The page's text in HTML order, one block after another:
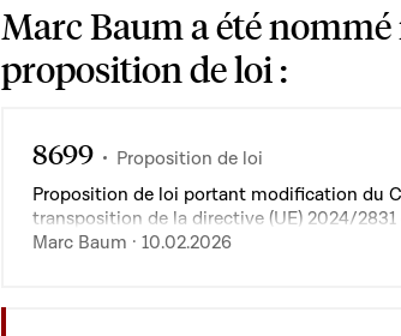
Marc Baum a été
proposition de loi :
8699 Proposition de loi
Proposition de loi portant modification du
transposition de la directive (UE) 2024/
du 23 octobre 2024 relative à l'amélioration
Marc Baum · 10.02.2026